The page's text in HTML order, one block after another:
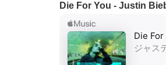
Die For You - Justin